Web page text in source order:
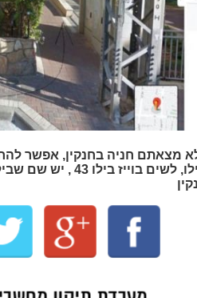
מצאתם חניה בחנקין, אפשר
ברחוב בילו, לשים